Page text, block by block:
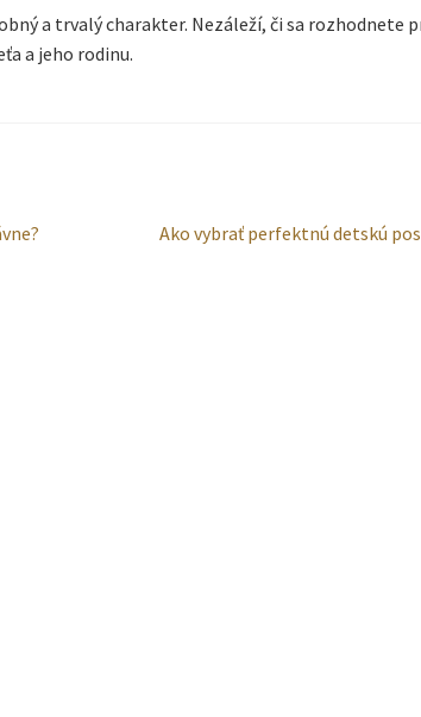
a trvalý charakter. Nezáleží, či sa rozhodnete
a jeho rodinu.
Nasledujúci
Ako vybrať perfektnú detskú